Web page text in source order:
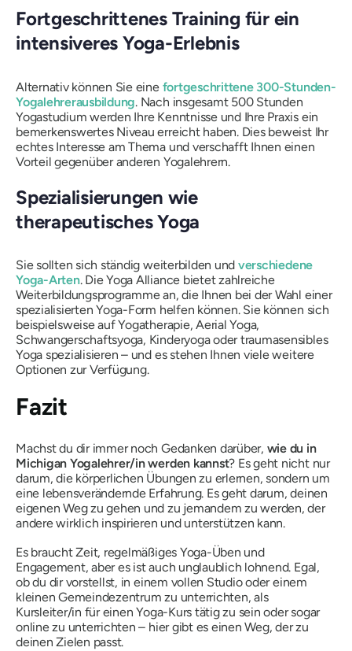
Fortgeschrittenes Training für ein
intensiveres Yoga-Erlebnis
Alternativ können Sie eine fortgeschrittene 300-Stunden-
Yogalehrerausbildung. Nach insgesamt 500 Stunden
Yogastudium werden Ihre Kenntnisse und Ihre Praxis ein
bemerkenswertes Niveau erreicht haben. Dies beweist Ihr
echtes Interesse am Thema und verschafft Ihnen einen
Vorteil gegenüber anderen Yogalehrern.
Spezialisierungen wie
therapeutisches Yoga
Sie sollten sich ständig weiterbilden und verschiedene
Yoga-Arten. Die Yoga Alliance bietet zahlreiche
Weiterbildungsprogramme an, die Ihnen bei der Wahl einer
spezialisierten Yoga-Form helfen können. Sie können sich
beispielsweise auf Yogatherapie, Aerial Yoga,
Schwangerschaftsyoga, Kinderyoga oder traumasensibles
Yoga spezialisieren – und es stehen Ihnen viele weitere
Optionen zur Verfügung.
Fazit
Machst du dir immer noch Gedanken darüber, wie du in
Michigan Yogalehrer/in werden kannst? Es geht nicht nur
darum, die körperlichen Übungen zu erlernen, sondern um
eine lebensverändernde Erfahrung. Es geht darum, deinen
eigenen Weg zu gehen und zu jemandem zu werden, der
andere wirklich inspirieren und unterstützen kann.
Es braucht Zeit, regelmäßiges Yoga-Üben und
Engagement, aber es ist auch unglaublich lohnend. Egal,
ob du dir vorstellst, in einem vollen Studio oder einem
kleinen Gemeindezentrum zu unterrichten, als
Kursleiter/in für einen Yoga-Kurs tätig zu sein oder sogar
online zu unterrichten – hier gibt es einen Weg, der zu
deinen Zielen passt.